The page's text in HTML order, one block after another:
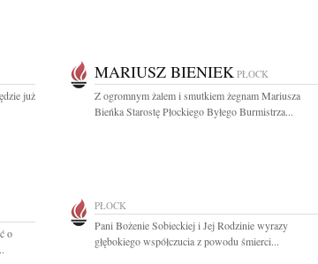
już
MARIUSZ BIENIEK PŁOCK
Z ogromnym żalem i smutkiem żegnam Mariusza
Bieńka Starostę Płockiego Byłego Burmistrza...
o
PŁOCK
Pani Bożenie Sobieckiej i Jej Rodzinie wyrazy
głębokiego współczucia z powodu śmierci...